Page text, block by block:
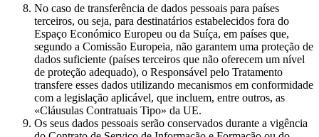
No caso de transferência de dados pessoais para países
terceiros, ou seja, para destinatários estabelecidos fora do
Espaço Económico Europeu ou da Suíça, em países que,
segundo a Comissão Europeia, não garantem uma proteção de
dados suficiente (países terceiros que não oferecem um nível
de proteção adequado), o Responsável pelo Tratamento
transfere esses dados utilizando mecanismos em conformidade
com a legislação aplicável, que incluem, entre outros, as
«Cláusulas Contratuais Tipo» da UE.
Os seus dados pessoais serão conservados durante a vigência